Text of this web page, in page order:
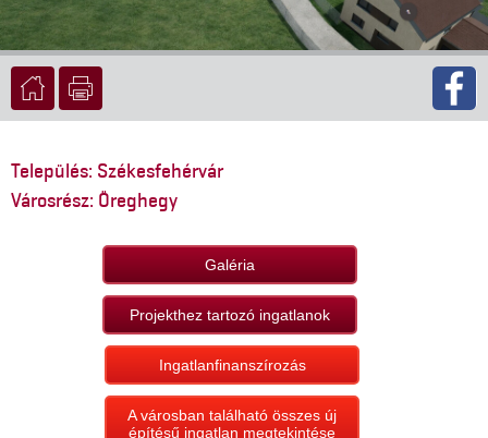
Település: Székesfehérvár
Városrész: Öreghegy
Galéria
Projekthez tartozó ingatlanok
Ingatlanfinanszírozás
A városban található összes új
építésű ingatlan megtekintése